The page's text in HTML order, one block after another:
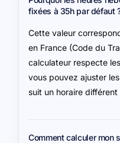
fixées à 35h par défaut
Cette valeur
en France (Code du
calculateur respecte
vous pouvez ajuster
suit un horaire
Comment calculer mon